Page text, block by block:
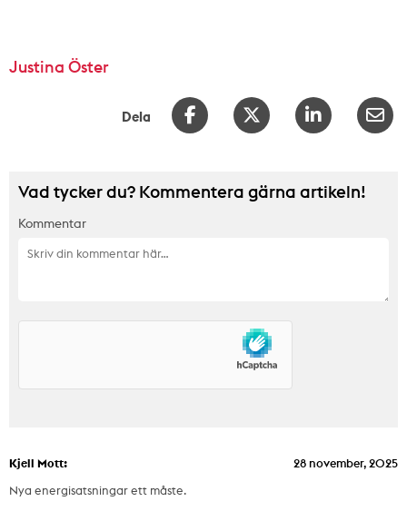
Justina Öster
Dela
Vad tycker du? Kommentera gärna artikeln!
Kommentar
Kjell Mott:
28 november, 2025
Nya energisatsningar ett måste.